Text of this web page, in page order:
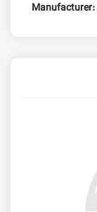
Manufacturer: